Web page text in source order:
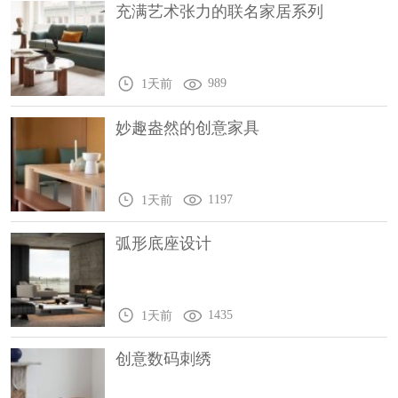
充满艺术张力的联名家居系列
1天前 989
妙趣盎然的创意家具
1天前 1197
弧形底座设计
1天前 1435
创意数码刺绣